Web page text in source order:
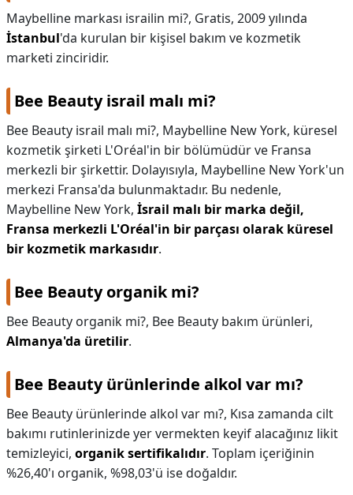
Maybelline markası israilin mi?, Gratis, 2009 yılında
İstanbul'da kurulan bir kişisel bakım ve kozmetik
marketi zinciridir.
Bee Beauty israil malı mi?
Bee Beauty israil malı mi?, Maybelline New York, küresel
kozmetik şirketi L'Oréal'in bir bölümüdür ve Fransa
merkezli bir şirkettir. Dolayısıyla, Maybelline New York'un
merkezi Fransa'da bulunmaktadır. Bu nedenle,
Maybelline New York, İsrail malı bir marka değil,
Fransa merkezli L'Oréal'in bir parçası olarak küresel
bir kozmetik markasıdır.
Bee Beauty organik mi?
Bee Beauty organik mi?, Bee Beauty bakım ürünleri,
Almanya'da üretilir.
Bee Beauty ürünlerinde alkol var mı?
Bee Beauty ürünlerinde alkol var mı?, Kısa zamanda cilt
bakımı rutinlerinizde yer vermekten keyif alacağınız likit
temizleyici, organik sertifikalıdır. Toplam içeriğinin
%26,40'ı organik, %98,03'ü ise doğaldır.